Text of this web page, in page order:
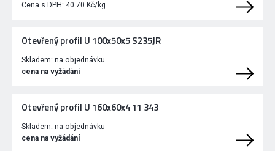
Cena s DPH: 40.70 Kč/kg
Otevřený profil U 100x50x5 S235JR
Skladem: na objednávku
cena na vyžádání
Otevřený profil U 160x60x4 11 343
Skladem: na objednávku
cena na vyžádání